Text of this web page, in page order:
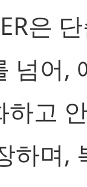
은
넘어,
하고
하며,